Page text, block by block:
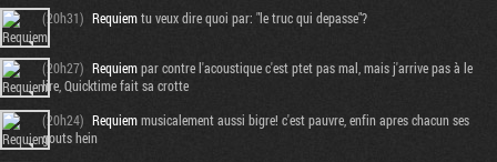
(20h31) Requiemtu veux dire quoi par: "le truc qui depasse"?
(20h27) Requiempar contre l'acoustique c'est ptet pas mal, mais j'arrive pas à le
lire, Quicktime fait sa crotte
(20h24) Requiemmusicalement aussi bigre! c'est pauvre, enfin apres chacun ses
gouts hein